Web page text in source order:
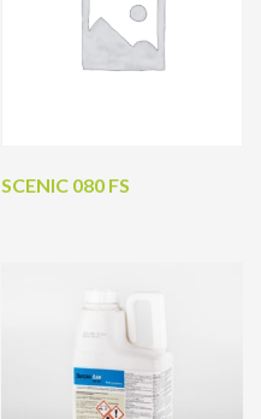
SCENIC 080 FS